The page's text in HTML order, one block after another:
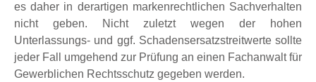
es daher in derartigen markenrechtlichen Sachverhalten
nicht geben. Nicht zuletzt wegen der hohen
Unterlassungs- und ggf. Schadensersatzstreitwerte sollte
jeder Fall umgehend zur Prüfung an einen Fachanwalt für
Gewerblichen Rechtsschutz gegeben werden.